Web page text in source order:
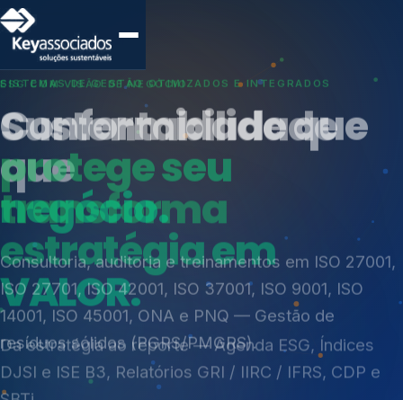
SISTEMAS DE GESTÃO OTIMIZADOS E INTEGRADOS
Conformidade que
protege seu
negócio.
Consultoria, auditoria e treinamentos em ISO 27001,
ISO 27701, ISO 42001, ISO 37001, ISO 9001, ISO
14001, ISO 45001, ONA e PNQ — Gestão de
resíduos sólidos (PGRS/PMGRS).
Índices de Mercado
Mudanças Climáticas
Reputação e Cadeia
Reporte Regulatório